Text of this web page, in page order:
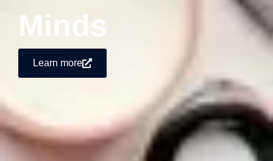
Minds
Learn more